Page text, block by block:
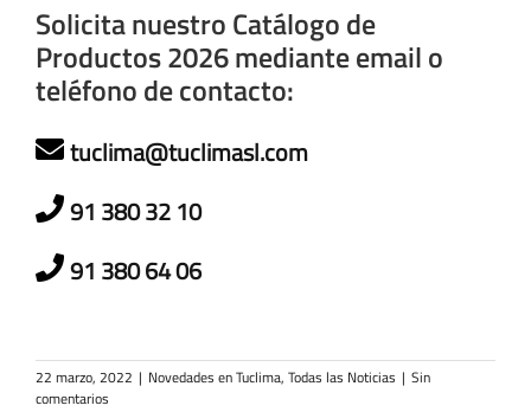
Solicita nuestro Catálogo de
Productos 2026 mediante email o
teléfono de contacto:
tuclima@tuclimasl.com
91 380 32 10
91 380 64 06
22 marzo, 2022 | Novedades en Tuclima, Todas las Noticias | Sin
comentarios